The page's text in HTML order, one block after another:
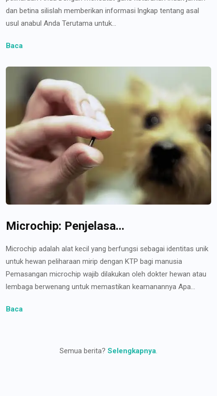
dan betina silislah memberikan informasi lngkap tentang asal
usul anabul Anda Terutama untuk...
Baca
Microchip: Penjelasa...
Microchip adalah alat kecil yang berfungsi sebagai identitas unik
untuk hewan peliharaan mirip dengan KTP bagi manusia
Pemasangan microchip wajib dilakukan oleh dokter hewan atau
lembaga berwenang untuk memastikan keamanannya Apa...
Baca
Semua berita? Selengkapnya